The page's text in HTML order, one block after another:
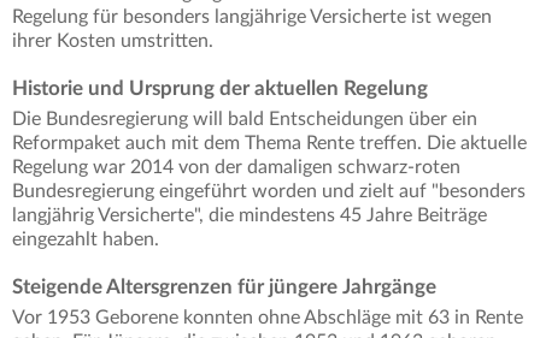
Regelung für besonders langjährige Versicherte ist wegen
ihrer Kosten umstritten.
Historie und Ursprung der aktuellen Regelung
Die Bundesregierung will bald Entscheidungen über ein
Reformpaket auch mit dem Thema Rente treffen. Die aktuelle
Regelung war 2014 von der damaligen schwarz-roten
Bundesregierung eingeführt worden und zielt auf "besonders
langjährig Versicherte", die mindestens 45 Jahre Beiträge
eingezahlt haben.
Steigende Altersgrenzen für jüngere Jahrgänge
Vor 1953 Geborene konnten ohne Abschläge mit 63 in Rente